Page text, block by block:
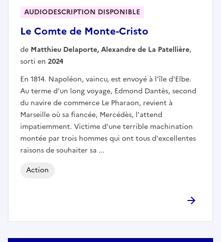
Le Comte de Monte-Cristo
AUDIODESCRIPTION DISPONIBLE
de Matthieu Delaporte, Alexandre de La Patellière,
sorti en 2024
En 1814. Napoléon, vaincu, est envoyé à l'île d'Elbe.
Au terme d'un long voyage, Edmond Dantès, second
du navire de commerce Le Pharaon, revient à
Marseille où sa fiancée, Mercédès, l'attend
impatiemment. Victime d'une terrible machination
montée par trois hommes qui ont tous d'excellentes
raisons de souhaiter sa ...
Action